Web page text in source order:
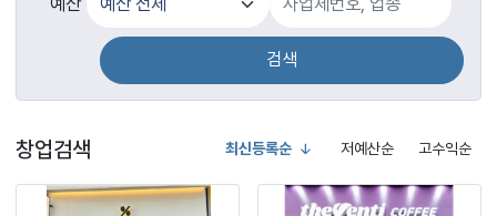
검색
창업검색 최신등록순 저예산순 고수익순